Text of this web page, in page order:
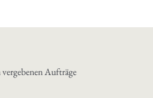
Aufträge